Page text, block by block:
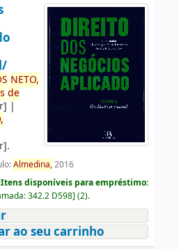
NETO,
de
|
.
Almedina,2016
Itens disponíveis para empréstimo:
342.2 D598] (2).
ao seu carrinho